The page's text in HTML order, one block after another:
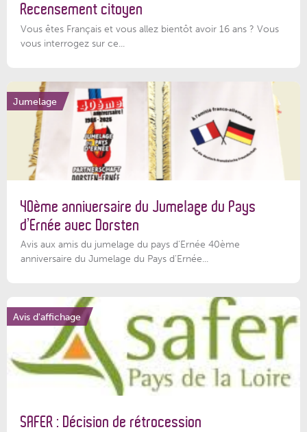
Recensement citoyen
Vous êtes Français et vous allez bientôt avoir 16 ans ? Vous
vous interrogez sur ce...
Jumelage
40ème anniversaire du Jumelage du Pays
d’Ernée avec Dorsten
Avis aux amis du jumelage du pays d'Ernée 40ème
anniversaire du Jumelage du Pays d'Ernée...
Avis d'affichage
SAFER : Décision de rétrocession